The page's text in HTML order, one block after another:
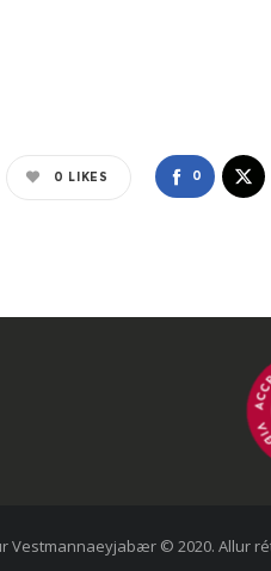
0
0 LIKES
Vestmannaeyjabær © 2020. Allur